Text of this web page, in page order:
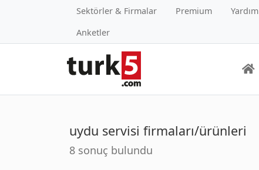
Sektörler & Firmalar Premium Yardım
Anketler
uydu servisi firmaları/ürünleri
8 sonuç bulundu